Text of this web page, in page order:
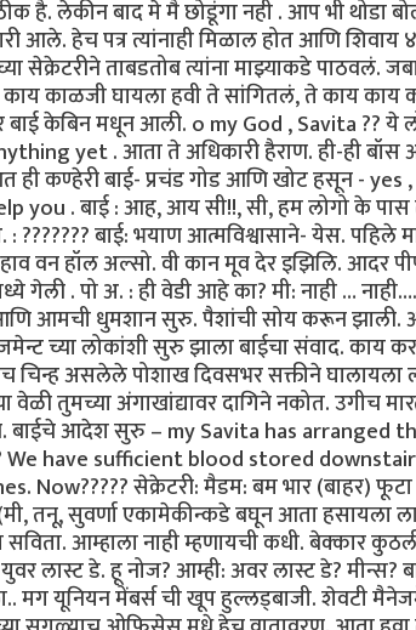
है. लेकीन बाद मे मै छोडूंगा नही . आप भी थोडा
आले. हेच पत्र त्यांनाही मिळाल होत आणि
सेक्रेटरीने ताबडतोब त्यांना माझ्याकडे पाठवलं.
काय काळजी घायला हवी ते सांगितलं, ते काय
केबिन मधून आली. o my God , Savita ?? ये
yet . आता ते अधिकारी हैराण. ही-ही बॉस
ही कण्हेरी बाई- प्रचंड गोड आणि खोट हसून -
you . बाई : आह, आय सी!!, सी, हम लोगो के
: ??????? बाई: भयाण आत्मविश्वासाने- येस.
हाव वन हॉल अल्सो. वी कान मूव देर इझिलि.
गेली . पो अ. : ही वेडी आहे का? मी: नाही …
आमची धुमशान सुरु. पैशांची सोय करून
च्या लोकांशी सुरु झाला बाईचा संवाद. काय
असलेले पोशाख दिवसभर सक्तीने घालायला
वेळी तुमच्या अंगाखांद्यावर दागिने नकोत. उगीच
बाईचे आदेश सुरु – my Savita has arranged
have sufficient blood stored
Now????? सेक्रेटरी: मैडम: बम भार (बाहर)
तनू, सुवर्णा एकामेकीन्कडे बघून आता हसायला
आम्हाला नाही म्हणायची कधी. बेक्कार
लास्ट डे. हू नोज? आम्ही: अवर लास्ट डे?
मग यूनियन मेंबर्स ची खूप हुल्लड्बाजी. शेवटी